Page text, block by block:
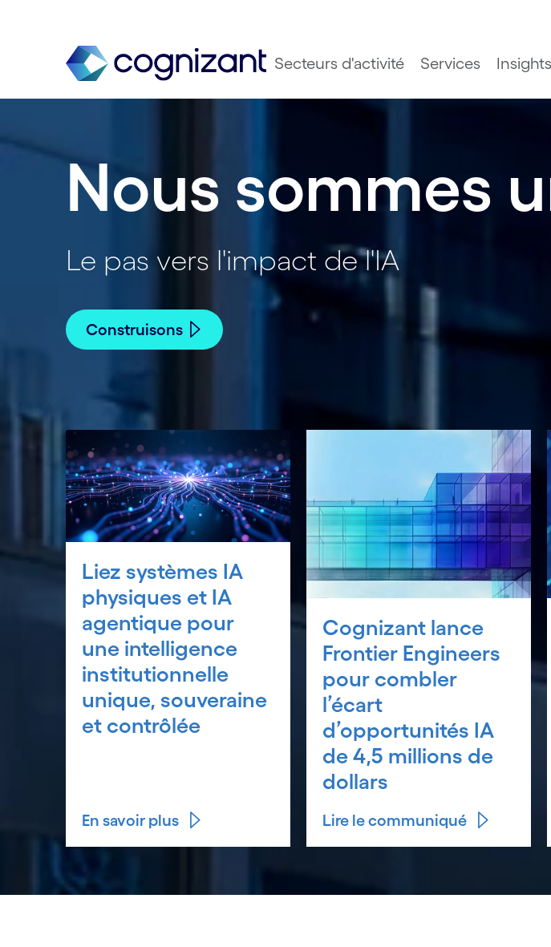
Secteurs d'activité Services Insights
Nous sommes
Le pas vers l'impact de l'IA
Construisons
Liez systèmes IA
physiques et IA
agentique pour
une intelligence
institutionnelle
unique, souveraine
et contrôlée
En savoir plus
Cognizant lance
Frontier Engineers
pour combler
l’écart
d’opportunités IA
de 4,5 millions de
dollars
Lire le communiqué